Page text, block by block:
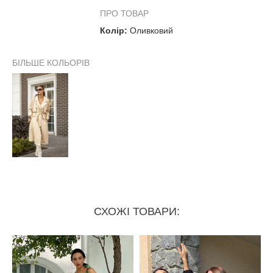
Об'єм стегон
ПРО ТОВАР
Колір: Оливковий
БІЛЬШЕ КОЛЬОРІВ
СХОЖІ ТОВАРИ: